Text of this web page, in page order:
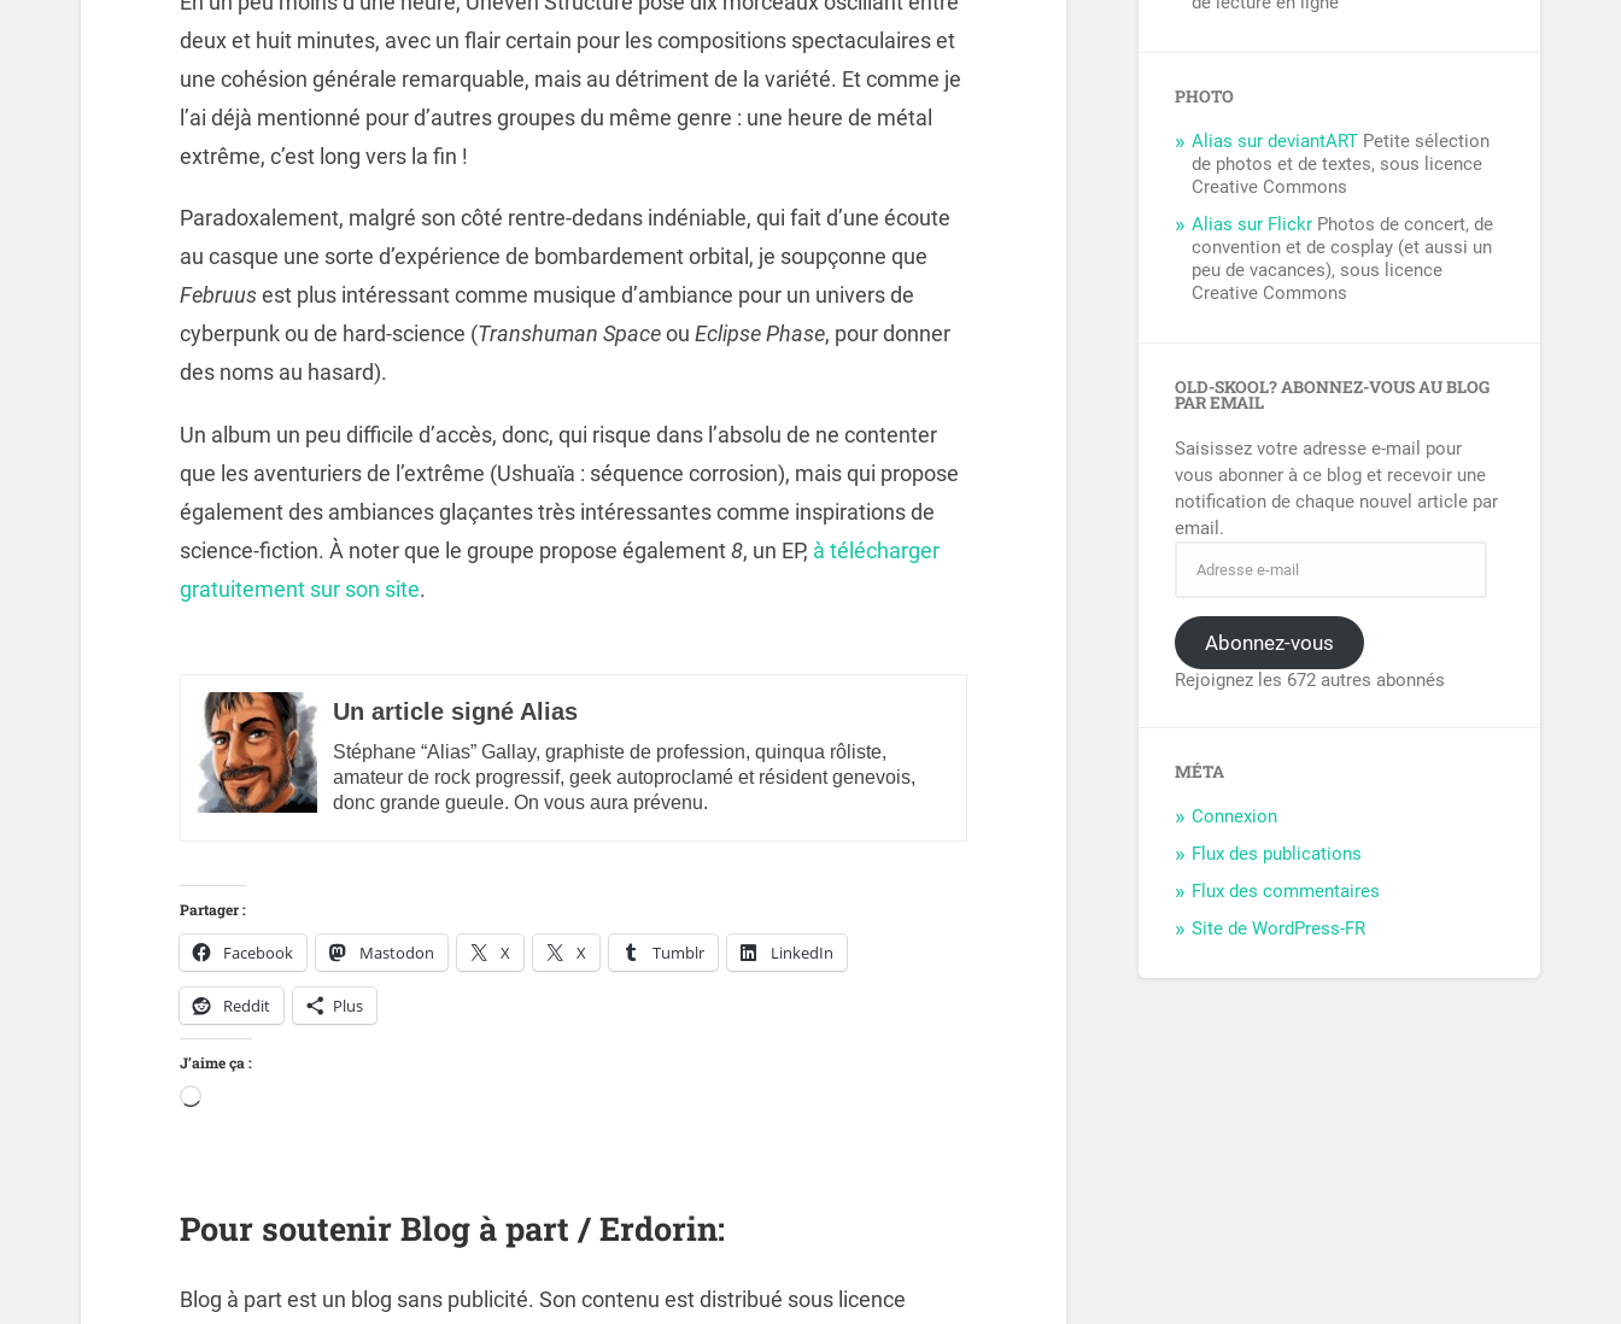
deux et huit minutes, avec un flair certain pour les compositions spectaculaires et
une cohésion générale remarquable, mais au détriment de la variété. Et comme je
l’ai déjà mentionné pour d’autres groupes du même genre : une heure de métal
extrême, c’est long vers la fin !
Paradoxalement, malgré son côté rentre-dedans indéniable, qui fait d’une écoute
au casque une sorte d’expérience de bombardement orbital, je soupçonne que
Februusest plus intéressant comme musique d’ambiance pour un univers de
cyberpunk ou de hard-science (Transhuman Spaceou Eclipse Phase, pour donner
des noms au hasard).
Un album un peu difficile d’accès, donc, qui risque dans l’absolu de ne contenter
que les aventuriers de l’extrême (Ushuaïa : séquence corrosion), mais qui propose
également des ambiances glaçantes très intéressantes comme inspirations de
science-fiction. À noter que le groupe propose également8, un EP, à télécharger
gratuitement sur son site.
Un article signé Alias
Stéphane “Alias” Gallay, graphiste de profession, quinqua rôliste,
amateur de rock progressif, geek autoproclamé et résident genevois,
donc grande gueule. On vous aura prévenu.
Partager :
Facebook Mastodon X X Tumblr LinkedIn
Reddit Plus
J’aime ça :
Pour soutenir Blog à part / Erdorin:
Blog à part est un blog sans publicité. Son contenu est distribué sous licence
PHOTO
Alias sur deviantART Petite sélection
de photos et de textes, sous licence
Creative Commons
Alias sur Flickr Photos de concert, de
convention et de cosplay (et aussi un
peu de vacances), sous licence
Creative Commons
OLD-SKOOL? ABONNEZ-VOUS AU BLOG
PAR EMAIL
Saisissez votre adresse e-mail pour
vous abonner à ce blog et recevoir une
notification de chaque nouvel article par
email.
Abonnez-vous
Rejoignez les 672 autres abonnés
MÉTA
Connexion
Flux des publications
Flux des commentaires
Site de WordPress-FR